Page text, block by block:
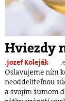
Hviezdy
.jozef Koleják
Oslavujeme ním
neoddeliteľnou
a svojím šumom